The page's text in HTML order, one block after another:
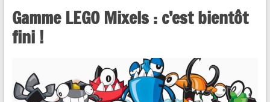
Gamme LEGO Mixels : c’est bientôt
fini !